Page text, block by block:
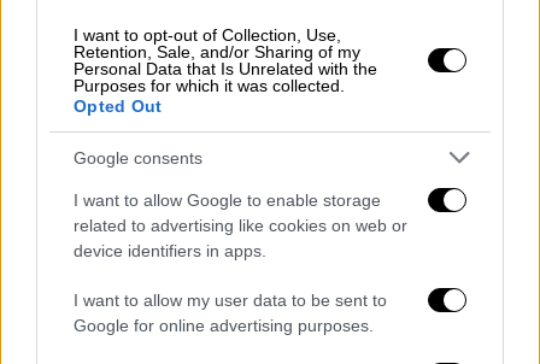
I want to opt-out of Collection, Use,
Retention, Sale, and/or Sharing of my
Personal Data that Is Unrelated with the
Purposes for which it was collected.
Opted Out
Google consents
I want to allow Google to enable storage
related to advertising like cookies on web or
device identifiers in apps.
I want to allow my user data to be sent to
Google for online advertising purposes.
τερματίσουν την καριέρα τους με παρόμοιο
τρόπο.
https://twitter.com/CultureVuulture/status/18
11793389937103016
Μου έχουν προσφέρει μια ισόβια
παραμονή”, δήλωσε η Μινόγκ, για το Voltaire,
έπαιξε από τον Νοέμβριο του 2023 έως τον
περασμένο Μάιο.